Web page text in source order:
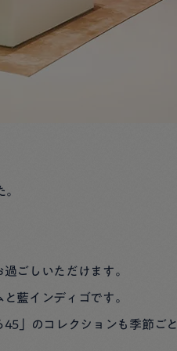
ごしいただけます。
藍インディゴです。
」のコレクションも季節ごと